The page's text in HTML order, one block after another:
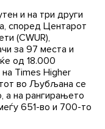
и на три други
според Центарот
(CWUR),
за 97 места и
од 18.000
на Times Higher
во Љубљана се
а на рангирањето
651-во и 700-то